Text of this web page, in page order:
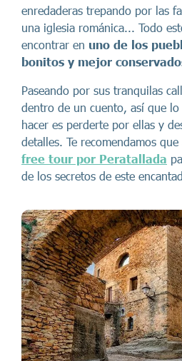
enredaderas trepando por las
una iglesia románica... Todo
encontrar en uno de los
bonitos y mejor
Paseando por sus tranquilas
dentro de un cuento, así que
hacer es perderte por ellas y
detalles. Te recomendamos
free tour por Peratallada
de los secretos de este